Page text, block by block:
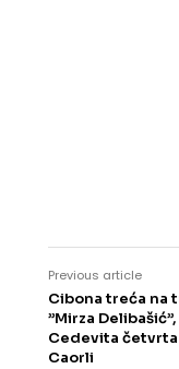
Previous article
Cibona treća na
”Mirza Delibašić”,
Cedevita četvrta
Caorli